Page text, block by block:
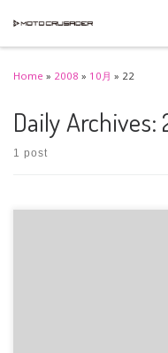
Skip to content
Home » 2008 » 10月 » 22
Daily Archives:
1 post